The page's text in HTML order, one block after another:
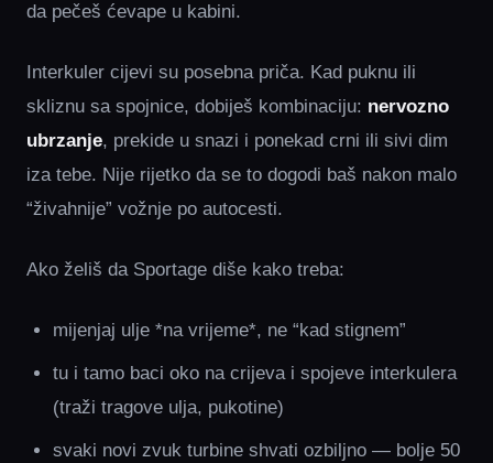
da pečeš ćevape u kabini.
Interkuler cijevi su posebna priča. Kad puknu ili
skliznu sa spojnice, dobiješ kombinaciju: nervozno
ubrzanje, prekide u snazi i ponekad crni ili sivi dim
iza tebe. Nije rijetko da se to dogodi baš nakon malo
“živahnije” vožnje po autocesti.
Ako želiš da Sportage diše kako treba:
mijenjaj ulje *na vrijeme*, ne “kad stignem”
tu i tamo baci oko na crijeva i spojeve interkulera
(traži tragove ulja, pukotine)
svaki novi zvuk turbine shvati ozbiljno — bolje 50